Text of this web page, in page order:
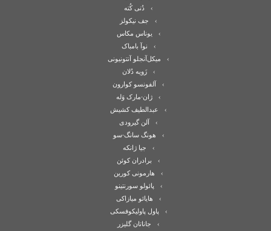
دُنی کُته
جف نیکولز
یوناس مکاس
نوآ بامباک
میکل‌آنجلو آنتونیونی
زَویه دُلان
آلفونسو کوارون
ژان-مارک وَله
عبدالطیف کشیش
آلن گیرودی
هونگ سانگ-سو
جیا ژانکه
برادران کوئن
هارمونی کورین
پائولو سورنتینو
هایائو میازاکی
پاول پاولیکوفسکی
جاناتان گلیزر